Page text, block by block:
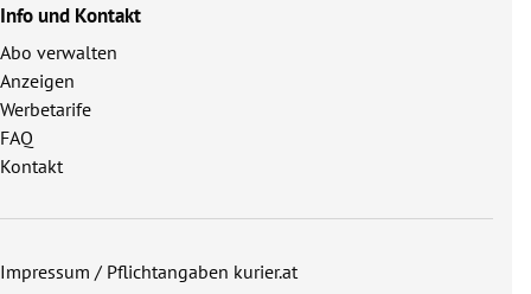
Info und Kontakt
Abo verwalten
Anzeigen
Werbetarife
FAQ
Kontakt
Impressum / Pflichtangaben kurier.at